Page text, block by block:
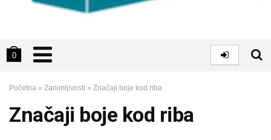
0
Početna » Zanimljivosti » Značaji boje kod riba
Značaji boje kod riba